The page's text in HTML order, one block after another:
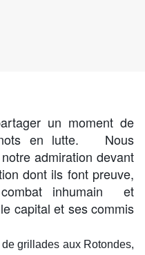
un moment de
en lutte. Nous
admiration devant
dont ils font preuve,
inhumain et
capital et ses commis
grillades aux Rotondes,